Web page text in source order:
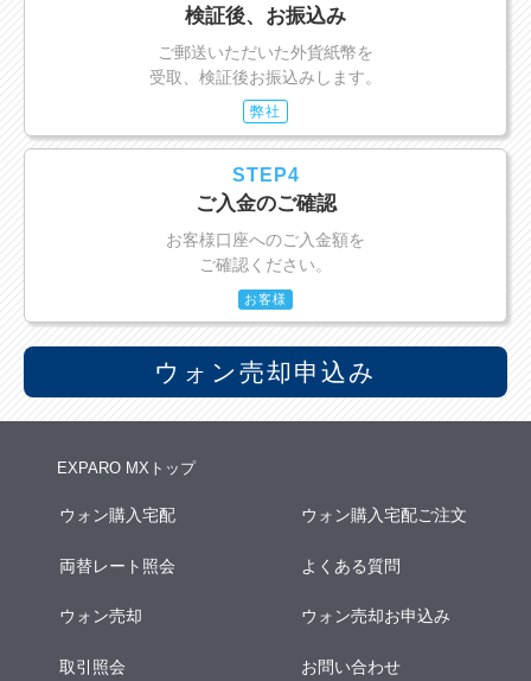
検証後、お振込み
ご郵送いただいた外貨紙幣を
受取、検証後お振込みします。
弊社
STEP4
ご入金のご確認
お客様口座へのご入金額を
ご確認ください。
お客様
ウォン売却申込み
EXPARO MXトップ
ウォン購入宅配 ウォン購入宅配ご注文
両替レート照会 よくある質問
ウォン売却 ウォン売却お申込み
取引照会 お問い合わせ